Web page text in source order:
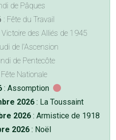
de Pâques
: Fête du Travail
Victoire des Alliés de 1945
de l'Ascension
de Pentecôte
Fête Nationale
: Assomption
2026 : La Toussaint
2026 : Armistice de 1918
2026 : Noël